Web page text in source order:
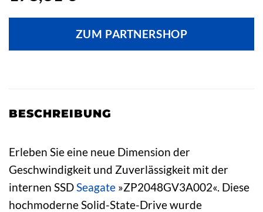
ZUM PARTNERSHOP
BESCHREIBUNG
Erleben Sie eine neue Dimension der
Geschwindigkeit und Zuverlässigkeit mit der
internen SSD Seagate »ZP2048GV3A002«. Diese
hochmoderne Solid-State-Drive wurde